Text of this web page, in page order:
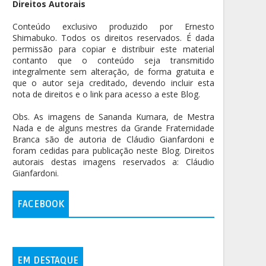
Direitos Autorais
Conteúdo exclusivo produzido por Ernesto
Shimabuko. Todos os direitos reservados. É dada
permissão para copiar e distribuir este material
contanto que o conteúdo seja transmitido
integralmente sem alteração, de forma gratuita e
que o autor seja creditado, devendo incluir esta
nota de direitos e o link para acesso a este Blog.
Obs. As imagens de Sananda Kumara, de Mestra
Nada e de alguns mestres da Grande Fraternidade
Branca são de autoria de Cláudio Gianfardoni e
foram cedidas para publicação neste Blog. Direitos
autorais destas imagens reservados a: Cláudio
Gianfardoni.
FACEBOOK
EM DESTAQUE